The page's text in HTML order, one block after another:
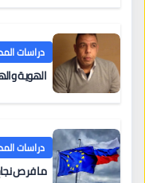
دراسات
الهوية
دراسات
ما فرص